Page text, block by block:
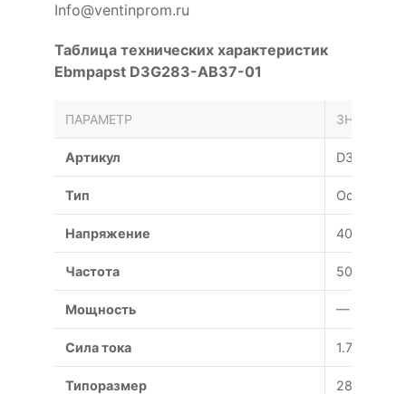
Info@ventinprom.ru
Таблица технических характеристик
Ebmpapst D3G283-AB37-01
ПАРАМЕТР ЗНАЧЕНИЕ
Артикул D3G283-
Тип Осевой
Напряжение 400 В
Частота 50 Гц
Мощность — Вт
Сила тока 1.7 А
Типоразмер 283 мм